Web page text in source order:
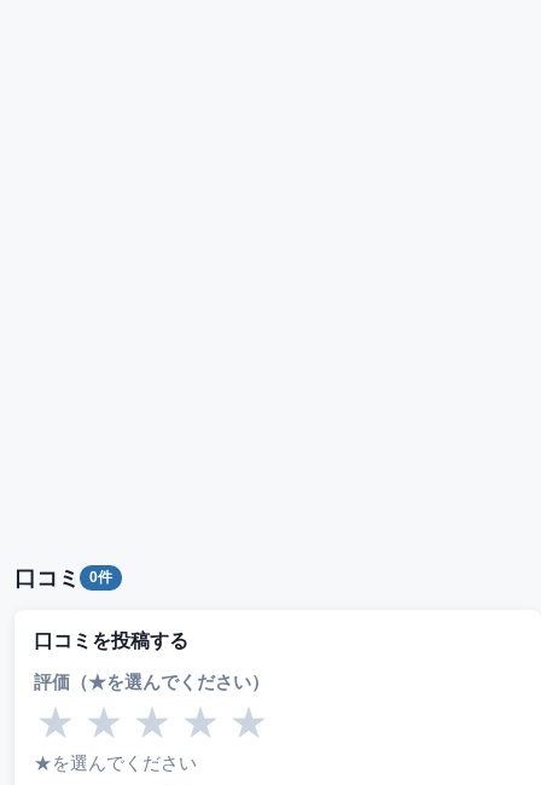
口コミ 0件
口コミを投稿する
評価（★を選んでください）
★ ★ ★ ★ ★
★を選んでください